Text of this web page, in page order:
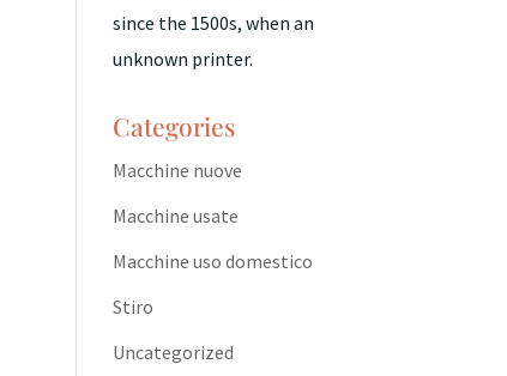
since the 1500s, when an
unknown printer.
Categories
Macchine nuove
Macchine usate
Macchine uso domestico
Stiro
Uncategorized